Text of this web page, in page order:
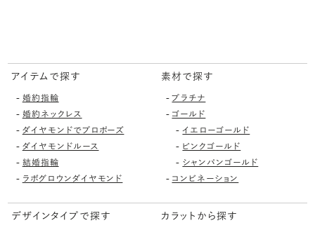
アイテムで探す
- 婚約指輪
- 婚約ネックレス
- ダイヤモンドでプロポーズ
- ダイヤモンドルース
- 結婚指輪
- ラボグロウンダイヤモンド
素材で探す
-プラチナ
- ゴールド
-イエローゴールド
- ピンクゴールド
- シャンパンゴールド
- コンビネーション
デザインタイプで探す
カラットから探す